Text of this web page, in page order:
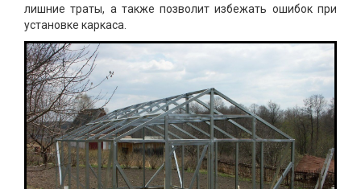
лишние траты, а также позволит избежать ошибок при
установке каркаса.